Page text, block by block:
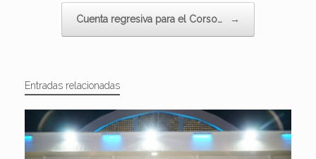
Cuenta regresiva para el Corso… →
Entradas relacionadas